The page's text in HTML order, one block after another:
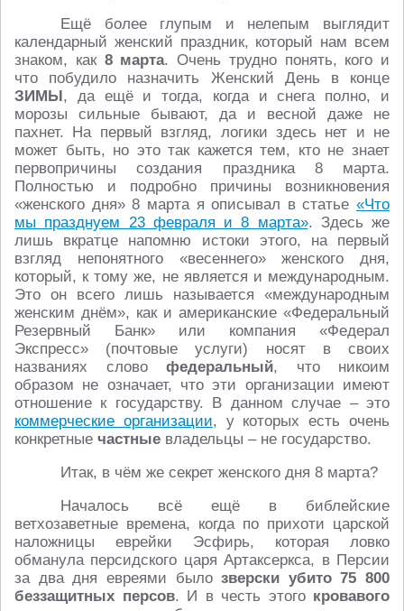
Ещё более глупым и нелепым выглядит
календарный женский праздник, который нам всем
знаком, как 8 марта. Очень трудно понять, кого и
что побудило назначить Женский День в конце
ЗИМЫ, да ещё и тогда, когда и снега полно, и
морозы сильные бывают, да и весной даже не
пахнет. На первый взгляд, логики здесь нет и не
может быть, но это так кажется тем, кто не знает
первопричины создания праздника 8 марта.
Полностью и подробно причины возникновения
«женского дня» 8 марта я описывал в статье «Что
мы празднуем 23 февраля и 8 марта». Здесь же
лишь вкратце напомню истоки этого, на первый
взгляд непонятного «весеннего» женского дня,
который, к тому же, не является и международным.
Это он всего лишь называется «международным
женским днём», как и американские «Федеральный
Резервный Банк» или компания «Федерал
Экспресс» (почтовые услуги) носят в своих
названиях слово федеральный, что никоим
образом не означает, что эти организации имеют
отношение к государству. В данном случае – это
коммерческие организации, у которых есть очень
конкретные частные владельцы – не государство.
Итак, в чём же секрет женского дня 8 марта?
Началось всё ещё в библейские
ветхозаветные времена, когда по прихоти царской
наложницы еврейки Эсфирь, которая ловко
обманула персидского царя Артаксеркса, в Персии
за два дня евреями былозверски убито 75 800
беззащитных персов. И в честь этого кровавого